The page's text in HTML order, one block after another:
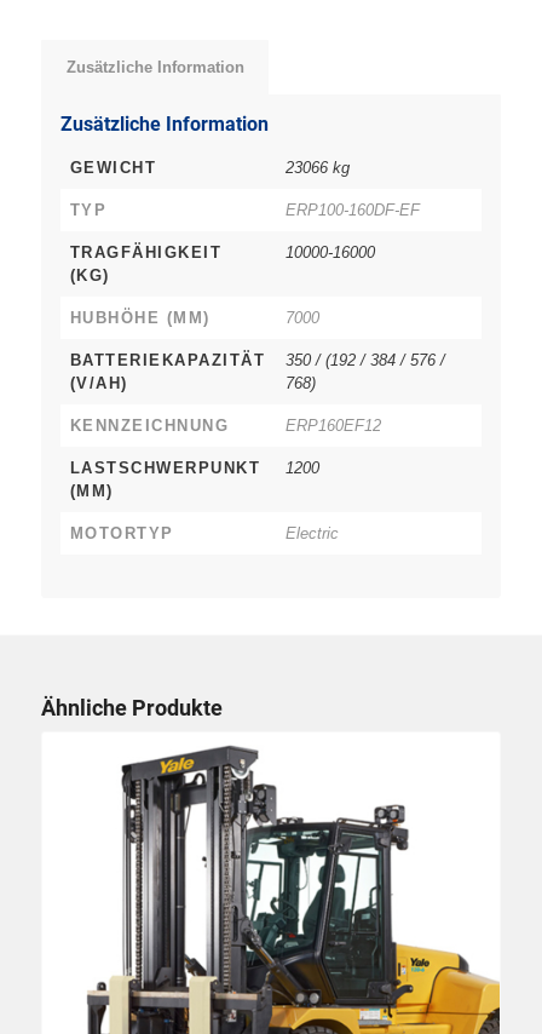
Zusätzliche Information
Zusätzliche Information
GEWICHT 23066 kg
TYP ERP100-160DF-EF
TRAGFÄHIGKEIT
(KG)
10000-16000
HUBHÖHE (MM) 7000
BATTERIEKAPAZITÄT
(V/AH)
350 / (192 / 384 / 576 /
768)
KENNZEICHNUNG ERP160EF12
LASTSCHWERPUNKT
(MM)
1200
MOTORTYP Electric
Ähnliche Produkte